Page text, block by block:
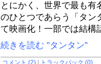
とにかく、世界で最も
のひとつであらう「タン
て映画化！一部では結構
続きを読む "タンタン"
コメント (2) トラックバック (0)